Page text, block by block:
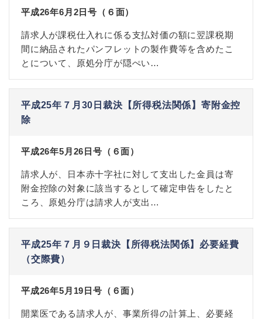
平成26年6月2日号（６面）
請求人が課税仕入れに係る支払対価の額に翌課税期
間に納品されたパンフレットの製作費等を含めたこ
とについて、原処分庁が隠ぺい…
平成25年７月30日裁決【所得税法関係】寄附金控
除
平成26年5月26日号（６面）
請求人が、日本赤十字社に対して支出した金員は寄
附金控除の対象に該当するとして確定申告をしたと
ころ、原処分庁は請求人が支出…
平成25年７月９日裁決【所得税法関係】必要経費
（交際費）
平成26年5月19日号（６面）
開業医である請求人が、事業所得の計算上、必要経